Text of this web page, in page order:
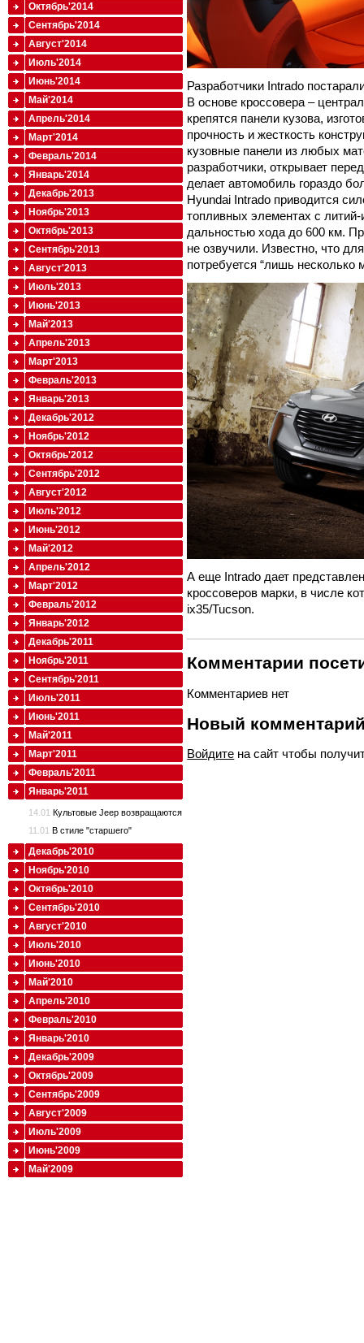
Разработчики Intrado
В основе кроссовера –
крепятся панели кузова,
прочность и жесткость
кузовные панели из любых
разработчики, открывает
делает автомобиль гораздо
Hyundai Intrado приводится
топливных элементах с
дальностью хода до 600 км.
не озвучили. Известно, что
потребуется “лишь несколько
А еще Intrado дает
кроссоверов марки, в числе
ix35/Tucson.
Комментарии
Комментариев нет
Новый
Войдите на сайт чтобы
Октябрь'2014
Сентябрь'2014
Август'2014
Июль'2014
Июнь'2014
Май'2014
Апрель'2014
Март'2014
Февраль'2014
Январь'2014
Декабрь'2013
Ноябрь'2013
Октябрь'2013
Сентябрь'2013
Август'2013
Июль'2013
Июнь'2013
Май'2013
Апрель'2013
Март'2013
Февраль'2013
Январь'2013
Декабрь'2012
Ноябрь'2012
Октябрь'2012
Сентябрь'2012
Август'2012
Июль'2012
Июнь'2012
Май'2012
Апрель'2012
Март'2012
Февраль'2012
Январь'2012
Декабрь'2011
Ноябрь'2011
Сентябрь'2011
Июль'2011
Июнь'2011
Май'2011
Март'2011
Февраль'2011
Январь'2011
14.01 Культовые Jeep возвращаются
11.01 В стиле "старшего"
Декабрь'2010
Ноябрь'2010
Октябрь'2010
Сентябрь'2010
Август'2010
Июль'2010
Июнь'2010
Май'2010
Апрель'2010
Февраль'2010
Январь'2010
Декабрь'2009
Октябрь'2009
Сентябрь'2009
Август'2009
Июль'2009
Июнь'2009
Май'2009